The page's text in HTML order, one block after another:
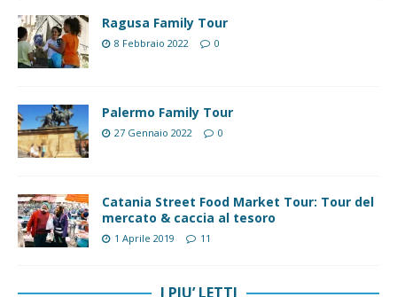
Ragusa Family Tour
8 Febbraio 2022 0
Palermo Family Tour
27 Gennaio 2022 0
Catania Street Food Market Tour: Tour del
mercato & caccia al tesoro
1 Aprile 2019 11
I PIU’ LETTI